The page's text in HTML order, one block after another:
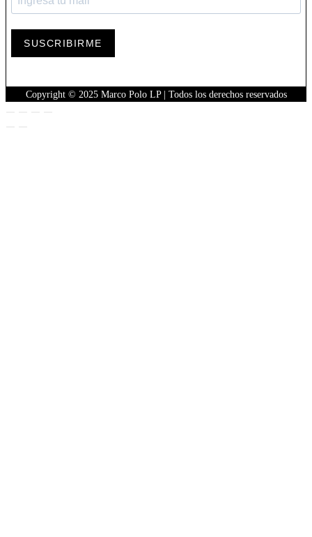
SUSCRIBIRME
Copyright © 2025 Marco Polo LP | Todos los derechos reservados